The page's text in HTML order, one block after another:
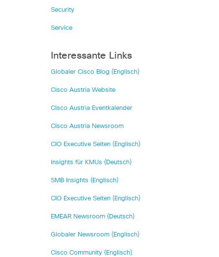
Security
Service
Interessante Links
Globaler Cisco Blog (Englisch)
Cisco Austria Website
Cisco Austria Eventkalender
Cisco Austria Newsroom
CIO Executive Seiten (Englisch)
Insights für KMUs (Deutsch)
SMB Insights (Englisch)
CIO Executive Seiten (Englisch)
EMEAR Newsroom (Deutsch)
Globaler Newsroom (Englisch)
Cisco Community (Englisch)